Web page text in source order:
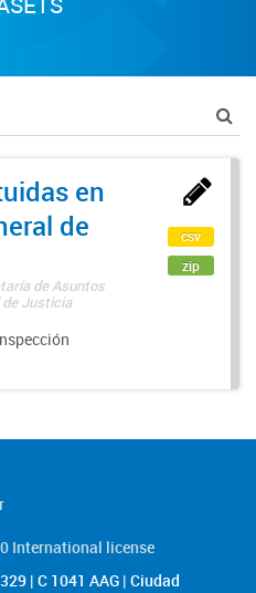
en
de
de Asuntos
Justicia
csv
zip
International license
| C 1041 AAG | Ciudad